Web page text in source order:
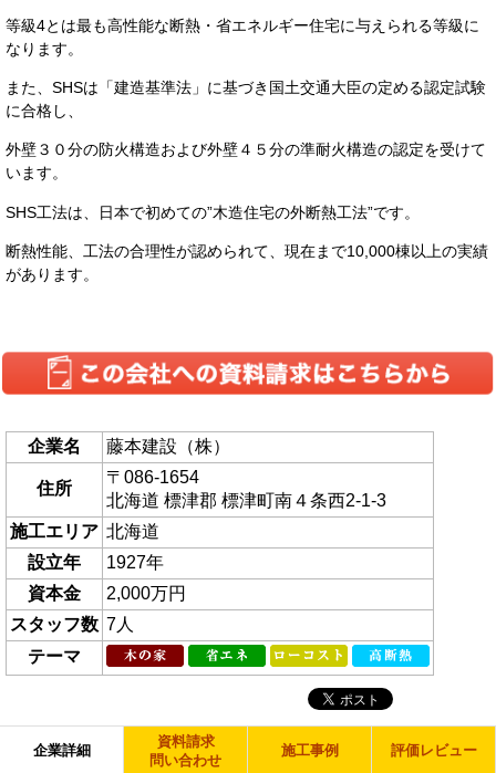
等級4とは最も高性能な断熱・省エネルギー住宅に与えられる等級に
なります。
また、SHSは「建造基準法」に基づき国土交通大臣の定める認定試験
に合格し、
外壁３０分の防火構造および外壁４５分の準耐火構造の認定を受けて
います。
SHS工法は、日本で初めての”木造住宅の外断熱工法”です。
断熱性能、工法の合理性が認められて、現在まで10,000棟以上の実績
があります。
企業名 藤本建設（株）
住所
〒086-1654
北海道 標津郡 標津町南４条西2-1-3
施工エリア 北海道
設立年
1927年
資本金
2,000万円
スタッフ数 7人
テーマ
企業詳細
資料請求
問い合わせ
施工事例 評価レビュー